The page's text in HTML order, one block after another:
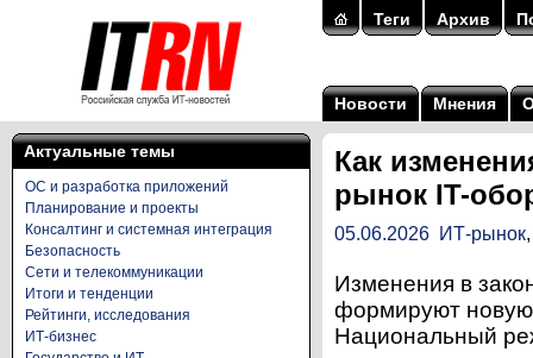
Теги Архив
Новости Мнения
Актуальные темы
ОС и разработка приложений
Планирование и проекты
Консалтинг и системная интеграция
Безопасность
Сети и телекоммуникации
Итоги и тенденции
Рейтинги, исследования
ИТ-бизнес
Как
рынок IT-
05.06.2026 ИТ-рынок
Изменения в
формируют новую
Национальный